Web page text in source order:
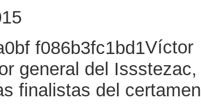
Víctor
general del Issstezac,
finalistas del certamen